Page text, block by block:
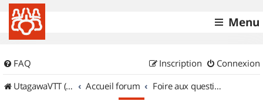
Menu
FAQ Connexion
Inscription
UtagawaVTT (Randos VTT et VTTAE avec traces GPS)
Accueil forum Foire aux questions